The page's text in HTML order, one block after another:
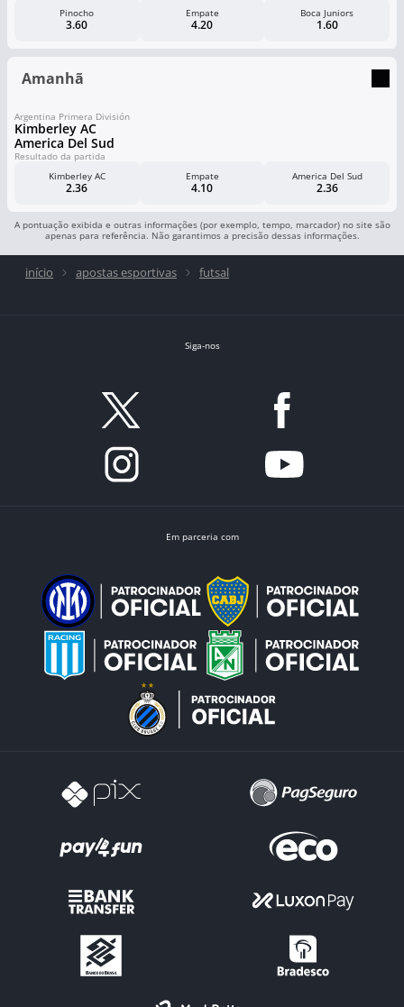
Pinocho
3.60
Empate
4.20
Boca Juniors
1.60
Amanhã
Argentina Primera División
Kimberley AC
America Del Sud
Resultado da partida
Kimberley AC
2.36
Empate
4.10
America Del Sud
2.36
A pontuação exibida e outras informações (por exemplo, tempo, marcador) no site são
apenas para referência. Não garantimos a precisão dessas informações.
início apostas esportivas futsal
Siga-nos
Em parceria com